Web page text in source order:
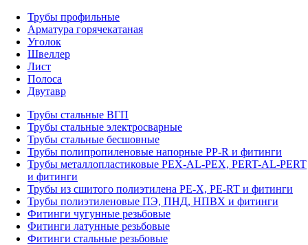
Трубы профильные
Арматура горячекатаная
Уголок
Швеллер
Лист
Полоса
Двутавр
Трубы стальные ВГП
Трубы стальные электросварные
Трубы стальные бесшовные
Трубы полипропиленовые напорные PP-R и фитинги
Трубы металлопластиковые PEX-AL-PEX, PERT-AL-PERT
и фитинги
Трубы из сшитого полиэтилена PE-X, PE-RT и фитинги
Трубы полиэтиленовые ПЭ, ПНД, НПВХ и фитинги
Фитинги чугунные резьбовые
Фитинги латунные резьбовые
Фитинги стальные резьбовые